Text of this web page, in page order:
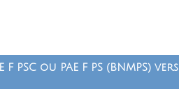
PSC ou PAE F PS (BNMPS) vers